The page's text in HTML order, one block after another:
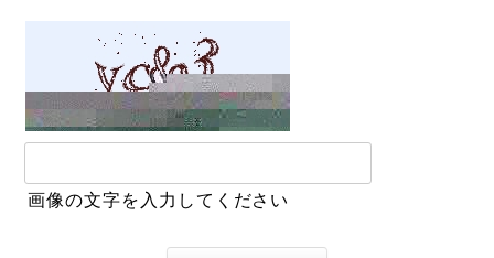
画像の文字を入力してください